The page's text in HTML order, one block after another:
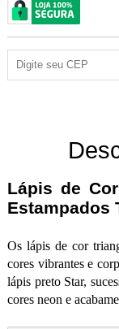
Lápis de
Estampados
Os lápis de cor
cores vibrantes e
lápis preto Star,
cores neon e